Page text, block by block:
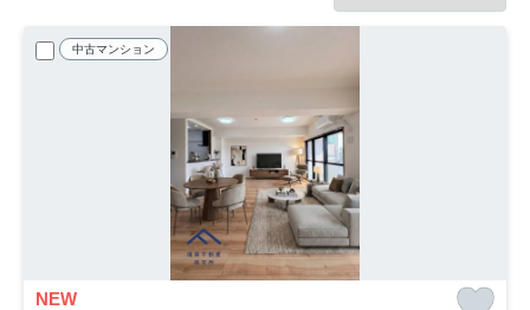
中古マンション
NEW